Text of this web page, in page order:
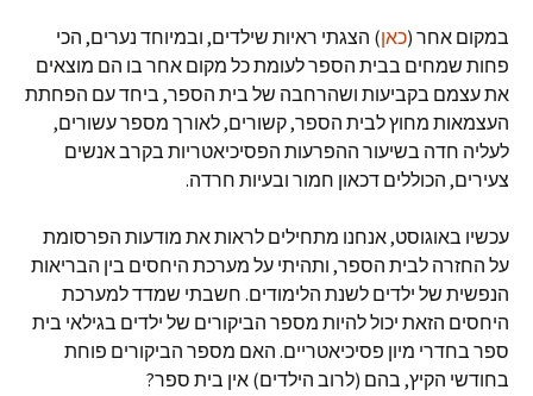
במקום אחר (כאן) הצגתי ראיות שילדים, ובמיוחד נערים, הכי
פחות שמחים בבית הספר לעומת כל מקום אחר בו הם מוצאים
את עצמם בקביעות ושהרחבה של בית הספר, ביחד עם הפחתת
העצמאות מחוץ לבית הספר, קשורים, לאורך מספר עשורים,
לעליה חדה בשיעור ההפרעות הפסיכיאטריות בקרב אנשים
צעירים, הכוללים דכאון חמור ובעיות חרדה.
עכשיו באוגוסט, אנחנו מתחילים לראות את מודעות הפרסומת
על החזרה לבית הספר, ותהיתי על מערכת היחסים בין הבריאות
הנפשית של ילדים לשנת הלימודים. חשבתי שמדד למערכת
היחסים הזאת יכול להיות מספר הביקורים של ילדים בגילאי בית
ספר בחדרי מיון פסיכיאטריים. האם מספר הביקורים פוחת
בחודשי הקיץ, בהם (לרוב הילדים) אין בית ספר?